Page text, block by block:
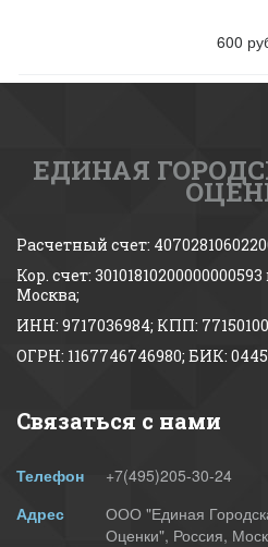
600
ЕДИНАЯ
Расчетный счет:
Кор. счет:
Москва;
ИНН: 9717036984; КПП:
ОГРН: 1167746746980; БИК:
Связаться с нами
Телефон +7(495)205-30-24
Адрес
ООО "Единая
Оценки", Россия,